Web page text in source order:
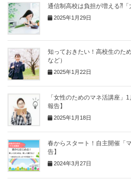
通信制高校は負担が増える⁈
2025年1月29日
知っておきたい！高校生のた
など）
2025年1月22日
「女性のためのマネ活講座」
報告】
2025年1月18日
春からスタート！自主開催「
告】
2024年3月27日